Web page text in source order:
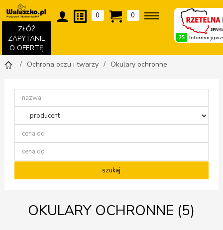
ZŁÓŻ
ZAPYTANIE
O OFERTĘ
0 0
Ochrona oczu i twarzy Okulary ochronne
OKULARY OCHRONNE (5)